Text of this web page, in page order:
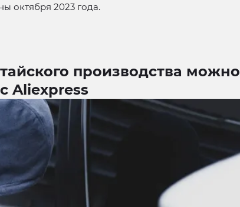
октября 2023 года.
производства можно
Aliexpress